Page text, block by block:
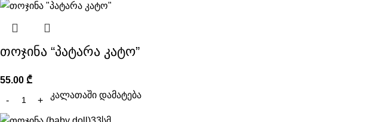
თოჯინა “პატარა კატო”
55.00 ₾
კალათაში დამატება